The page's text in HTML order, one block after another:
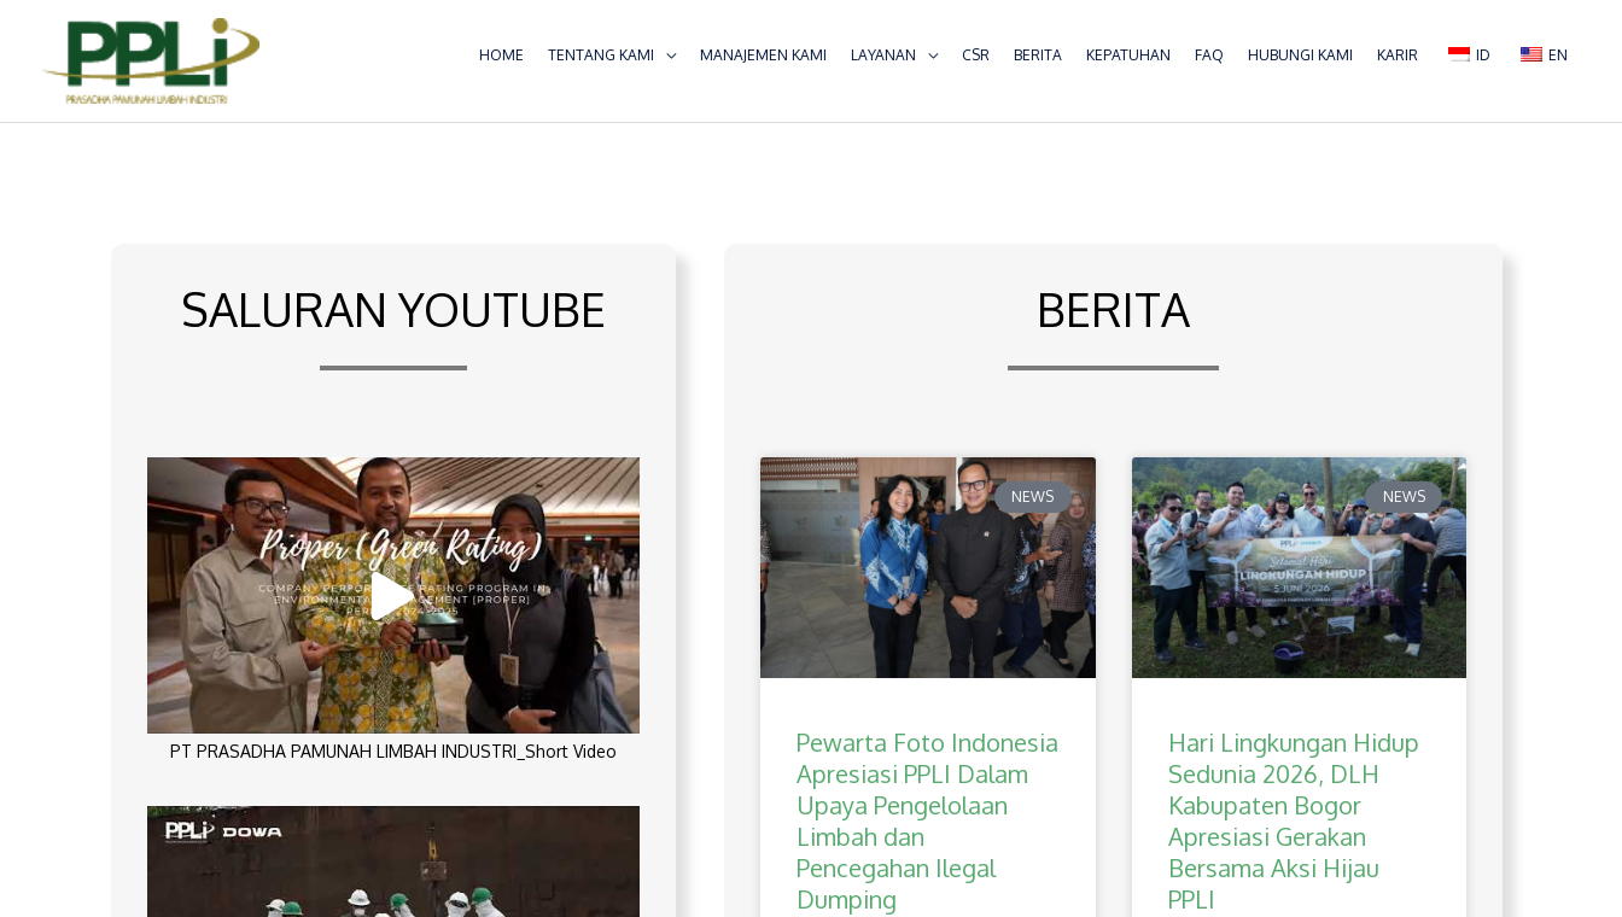
konten
HOME TENTANG KAMI MANAJEMEN KAMI LAYANAN CSR BERITA KEPATUHAN FAQ HUBUNGI KAMI KARIR ID EN
SALURAN YOUTUBE
PT PRASADHA PAMUNAH LIMBAH INDUSTRI_Short Video
BERITA
NEWS
Pewarta Foto Indonesia
Apresiasi PPLI Dalam
Upaya Pengelolaan
Limbah dan
Pencegahan Ilegal
Dumping
NEWS
Hari Lingkungan Hidup
Sedunia 2026, DLH
Kabupaten Bogor
Apresiasi Gerakan
Bersama Aksi Hijau
PPLI